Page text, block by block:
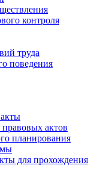
контроля
труда
поведения
актов
планирования
для прохождения